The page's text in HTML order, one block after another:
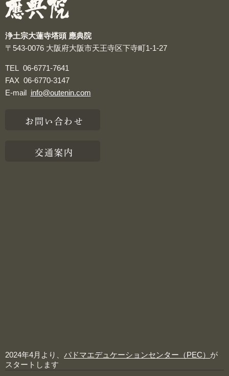
浄土宗大蓮寺塔頭 應典院
〒543-0076 大阪府大阪市天王寺区下寺町1-1-27
TEL 06-6771-7641
FAX 06-6770-3147
E-mail info@outenin.com
お問い合わせ
交通案内
2024年4月より、 パドマエデュケーションセンター（PEC） が
スタートします